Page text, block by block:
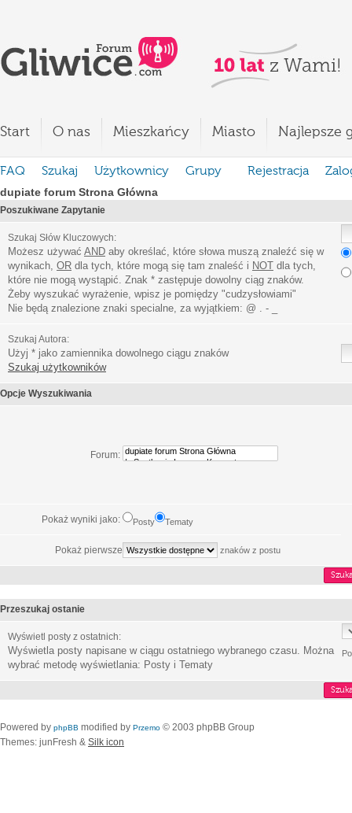
Start O nas Mieszkańcy Miasto Najlepsze
FAQ Szukaj Użytkownicy Grupy Rejestracja
dupiate forum Strona Główna
Poszukiwane Zapytanie
Szukaj Słów Kluczowych:
Możesz używać AND aby określać, które słowa muszą znaleźć się w
wynikach, OR dla tych, które mogą się tam znaleść i NOT dla tych,
które nie mogą wystąpić. Znak * zastępuje dowolny ciąg znaków.
Żeby wyszukać wyrażenie, wpisz je pomiędzy "cudzysłowiami"
Nie będą znalezione znaki specialne, za wyjątkiem: @ . - _
Szukaj Autora:
Użyj * jako zamiennika dowolnego ciągu znaków
Szukaj użytkowników
Opcje Wyszukiwania
Forum:
Pokaż wyniki jako: Posty Tematy
Pokaż pierwsze znaków z postu
Przeszukaj ostanie
Wyświetl posty z ostatnich:
Wyświetla posty napisane w ciągu ostatniego wybranego czasu. Można
wybrać metodę wyświetlania: Posty i Tematy
Powered by phpBB modified by Przemo © 2003 phpBB Group
Themes: junFresh & Silk icon